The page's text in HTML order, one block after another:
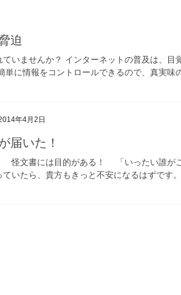
迫
いませんか？ インターネットの普及は、目
単に情報をコントロールできるので、真実
年4月2日
届いた！
怪文書には目的がある！ 「いったい誰が
いたら、貴方もきっと不安になるはずです